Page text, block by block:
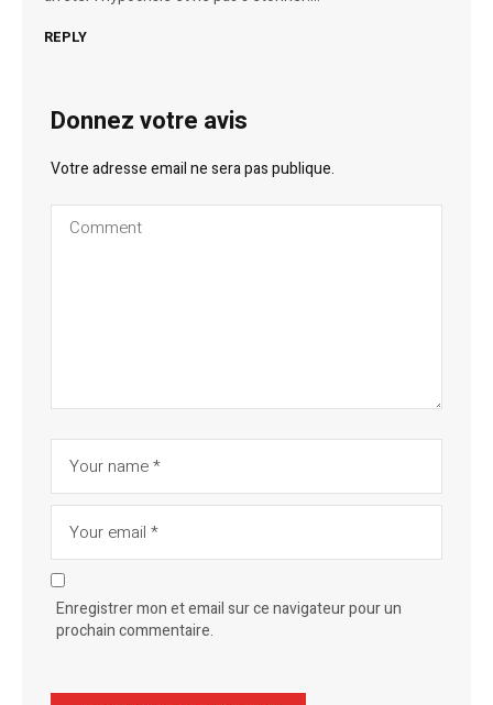
REPLY
Donnez votre avis
Votre adresse email ne sera pas publique.
Enregistrer mon et email sur ce navigateur pour un
prochain commentaire.